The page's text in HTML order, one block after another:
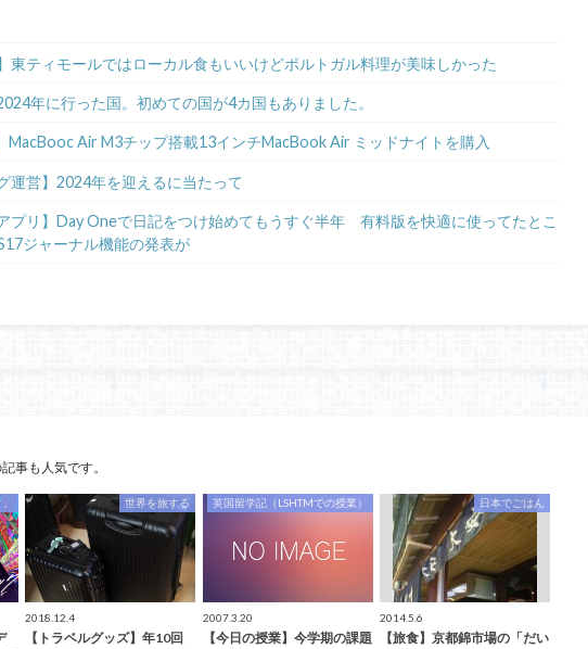
東ティモールではローカル食もいいけどポルトガル料理が美味しかった
年に行った国。初めての国が4カ国もありました。
MacBooc Air M3チップ搭載13インチMacBook Air ミッドナイトを購入
運営】2024年を迎えるに当たって
アプリ】Day Oneで日記をつけ始めてもうすぐ半年 有料版を快適に使ってたとこ
ジャーナル機能の発表が
事も人気です。
世界を旅する
2018.12.4
【トラベルグッズ】年10回
英国留学記（LSHTMでの授業）
2007.3.20
【今日の授業】今学期の課題
日本でごはん
2014.5.6
【旅食】京都錦市場の「だい